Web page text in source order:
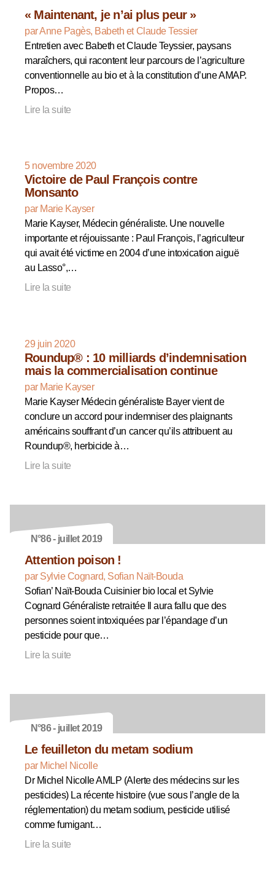
« Maintenant, je n’ai plus peur »
par Anne Pagès, Babeth et Claude Tessier
Entretien avec Babeth et Claude Teyssier, paysans
maraîchers, qui racontent leur parcours de l’agriculture
conventionnelle au bio et à la constitution d’une AMAP.
Propos…
Lire la suite
5 novembre 2020
Victoire de Paul François contre
Monsanto
par Marie Kayser
Marie Kayser, Médecin généraliste. Une nouvelle
importante et réjouissante : Paul François, l’agriculteur
qui avait été victime en 2004 d’une intoxication aiguë
au Lasso°,…
Lire la suite
29 juin 2020
Roundup® : 10 milliards d’indemnisation
mais la commercialisation continue
par Marie Kayser
Marie Kayser Médecin généraliste Bayer vient de
conclure un accord pour indemniser des plaignants
américains souffrant d’un cancer qu’ils attribuent au
Roundup®, herbicide à…
Lire la suite
N°86 - juillet 2019
Attention poison !
par Sylvie Cognard, Sofian Naït-Bouda
Sofian’ Naït-Bouda Cuisinier bio local et Sylvie
Cognard Généraliste retraitée Il aura fallu que des
personnes soient intoxiquées par l’épandage d’un
pesticide pour que…
Lire la suite
N°86 - juillet 2019
Le feuilleton du metam sodium
par Michel Nicolle
Dr Michel Nicolle AMLP (Alerte des médecins sur les
pesticides) La récente histoire (vue sous l’angle de la
réglementation) du metam sodium, pesticide utilisé
comme fumigant…
Lire la suite